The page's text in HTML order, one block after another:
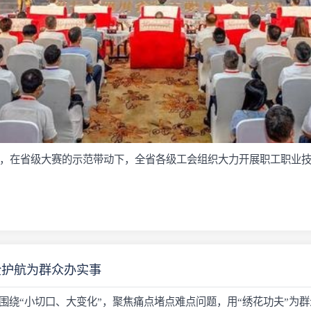
在省级大赛的示范带动下，全省各级工会组织大力开展职工职业
航为群众办实事
绕“小切口、大变化”，聚焦痛点堵点难点问题，用“绣花功夫”为